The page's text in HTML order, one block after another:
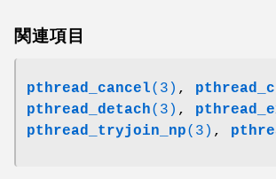
関連項目
pthread_cancel(3) ,
pthread_detach(3) ,
pthread_tryjoin_np(3) ,